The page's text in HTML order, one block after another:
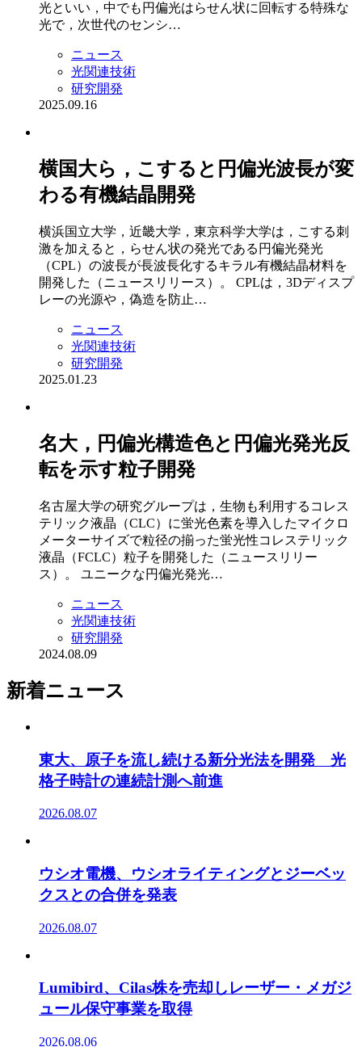
光といい，中でも円偏光はらせん状に回転する特殊な
光で，次世代のセンシ…
ニュース
光関連技術
研究開発
2025.09.16
横国大ら，こすると円偏光波長が変
わる有機結晶開発
横浜国立大学，近畿大学，東京科学大学は，こする刺
激を加えると，らせん状の発光である円偏光発光
（CPL）の波長が長波長化するキラル有機結晶材料を
開発した（ニュースリリース）。 CPLは，3Dディスプ
レーの光源や，偽造を防止…
ニュース
光関連技術
研究開発
2025.01.23
名大，円偏光構造色と円偏光発光反
転を示す粒子開発
名古屋大学の研究グループは，生物も利用するコレス
テリック液晶（CLC）に蛍光色素を導入したマイクロ
メーターサイズで粒径の揃った蛍光性コレステリック
液晶（FCLC）粒子を開発した（ニュースリリー
ス）。 ユニークな円偏光発光…
ニュース
光関連技術
研究開発
2024.08.09
新着ニュース
東大、原子を流し続ける新分光法を開発 光
格子時計の連続計測へ前進
2026.08.07
ウシオ電機、ウシオライティングとジーベッ
クスとの合併を発表
2026.08.07
Lumibird、Cilas株を売却しレーザー・メガジ
ュール保守事業を取得
2026.08.06